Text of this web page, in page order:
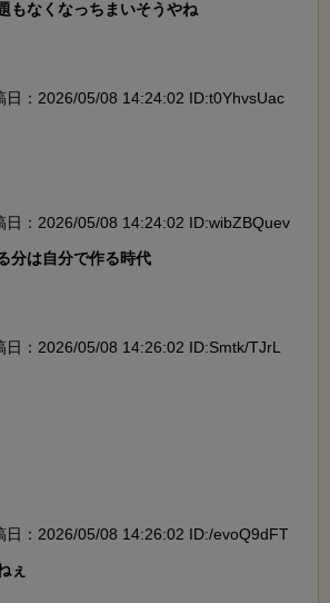
もなくなっちまいそうやね
日：2026/05/08 14:24:02 ID:t0YhvsUac
日：2026/05/08 14:24:02 ID:wibZBQuev
分は自分で作る時代
日：2026/05/08 14:26:02 ID:Smtk/TJrL
日：2026/05/08 14:26:02 ID:/evoQ9dFT
ぇ